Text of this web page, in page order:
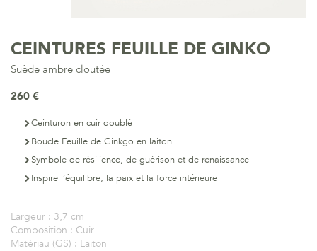
CEINTURES FEUILLE DE GINKO
Suède ambre cloutée
260 €
Ceinturon en cuir doublé
Boucle Feuille de Ginkgo en laiton
Symbole de résilience, de guérison et de renaissance
Inspire l’équilibre, la paix et la force intérieure
Largeur : 3,7 cm
Composition : Cuir
Matériau (GS) : Laiton